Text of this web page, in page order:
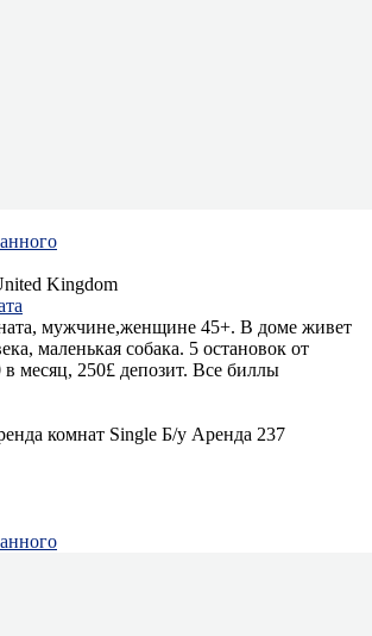
Kingdom
мужчине,женщине 45+. В доме живет
маленькая собака. 5 остановок от
месяц, 250£ депозит. Все биллы
комнат Single Б/у Аренда 237